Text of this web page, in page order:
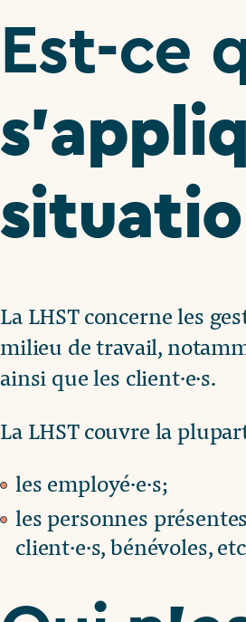
Est-ce
La LHST concerne les
milieu de travail,
ainsi que les client·e·s.
La LHST couvre la
les employé·e·s;
les personnes
client·e·s, bénévoles,